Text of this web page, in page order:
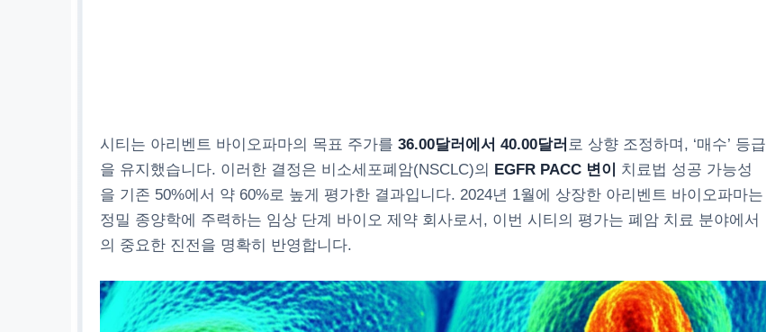
시티는 아리벤트 바이오파마의 목표 주가를36.00달러에서 40.00달러 로 상향 조정하며, ‘매수’ 등급
을 유지했습니다. 이러한 결정은 비소세포폐암(NSCLC)의
EGFR PACC 변이
치료법 성공 가능성
을 기존 50%에서 약 60%로 높게 평가한 결과입니다. 2024년 1월에 상장한 아리벤트 바이오파마는
정밀 종양학에 주력하는 임상 단계 바이오 제약 회사로서, 이번 시티의 평가는 폐암 치료 분야에서
의 중요한 진전을 명확히 반영합니다.